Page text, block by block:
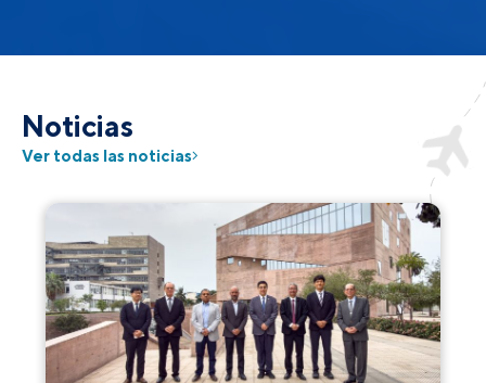
Noticias
Ver todas las noticias